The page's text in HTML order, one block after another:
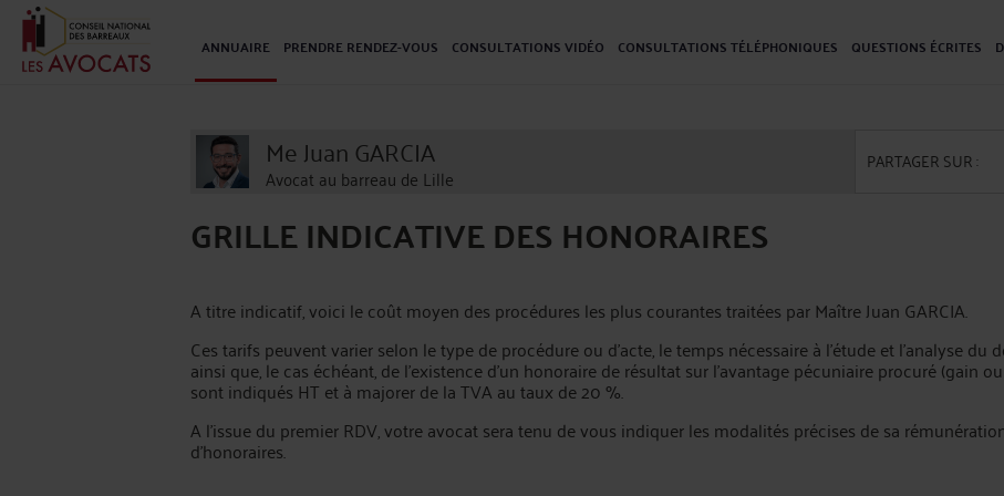
ANNUAIRE PRENDRE RENDEZ-VOUS CONSULTATIONS VIDÉO CONSULTATIONS TÉLÉPHONIQUES QUESTIONS ÉCRITES
Me Juan GARCIA
Avocat au barreau de Lille
PARTAGER SUR :
GRILLE INDICATIVE DES HONORAIRES
A titre indicatif, voici le coût moyen des procédures les plus courantes traitées par Maître Juan GARCIA.
Ces tarifs peuvent varier selon le type de procédure ou d'acte, le temps nécessaire à l'étude et l'analyse du
ainsi que, le cas échéant, de l’existence d’un honoraire de résultat sur l’avantage pécuniaire procuré (gain
sont indiqués HT et à majorer de la TVA au taux de 20 %.
A l’issue du premier RDV, votre avocat sera tenu de vous indiquer les modalités précises de sa
d'honoraires.